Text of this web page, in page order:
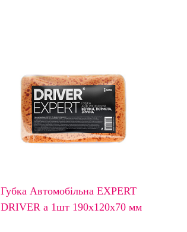
Губка Автомобільна EXPERT
DRIVER а 1шт 190х120х70 мм